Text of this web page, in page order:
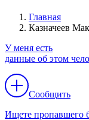
Главная
Казначеев
У меня есть
данные об этом
Сообщить
Ищете пропавшего